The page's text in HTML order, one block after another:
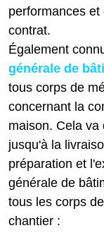
performances
contrat.
Également
générale de
tous corps de
concernant la
maison. Cela va
jusqu'à la
préparation et
générale de
tous les corps
chantier :